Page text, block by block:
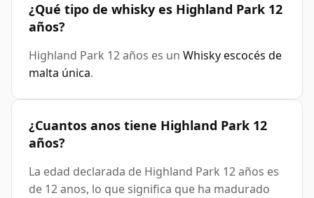
¿Qué tipo de whisky es Highland Park 12
años?
Highland Park 12 años es un Whisky escocés de
malta única.
¿Cuantos anos tiene Highland Park 12
años?
La edad declarada de Highland Park 12 años es
de 12 anos, lo que significa que ha madurado